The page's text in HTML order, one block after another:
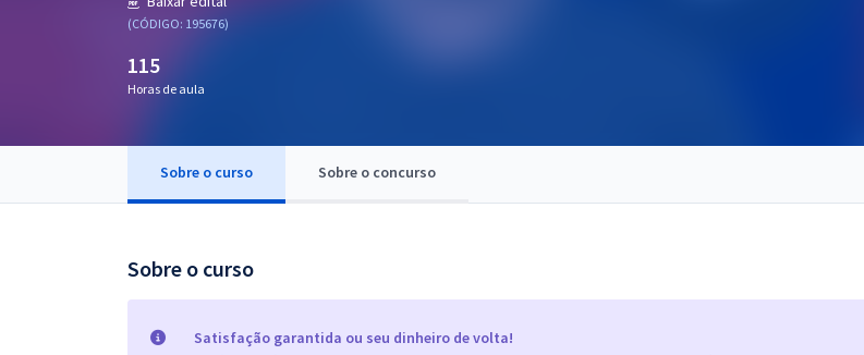
Conteúdo gratuito
(CÓDIGO: 195676)
115
Horas de aula
Sobre o curso Sobre o concurso
Sobre o curso
Satisfação garantida ou seu dinheiro de volta!